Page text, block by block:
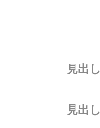
見出し
見出し